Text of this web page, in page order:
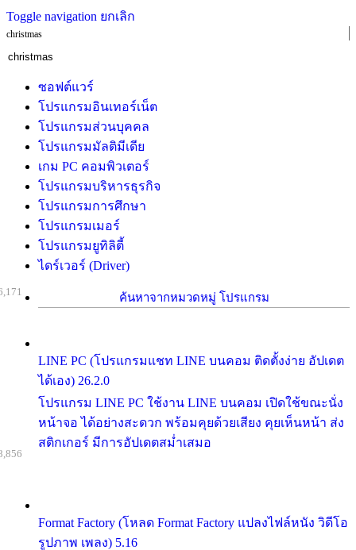
Toggle navigation ยกเลิก
christmas
ซอฟต์แวร์
โปรแกรมอินเทอร์เน็ต
โปรแกรมส่วนบุคคล
โปรแกรมมัลติมีเดีย
เกม PC คอมพิวเตอร์
โปรแกรมบริหารธุรกิจ
โปรแกรมการศึกษา
โปรแกรมเมอร์
โปรแกรมยูทิลิตี้
ไดร์เวอร์ (Driver)
ค้นหาจากหมวดหมู่ โปรแกรม
LINE PC (โปรแกรมแชท LINE บนคอม ติดตั้งง่าย อัปเดต
ได้เอง) 26.2.0
โปรแกรม LINE PC ใช้งาน LINE บนคอม เปิดใช้ขณะนั่ง
หน้าจอ ได้อย่างสะดวก พร้อมคุยด้วยเสียง คุยเห็นหน้า ส่ง
สติกเกอร์ มีการอัปเดตสม่ำเสมอ
Format Factory (โหลด Format Factory แปลงไฟล์หนัง วิดีโอ
รูปภาพ เพลง) 5.16